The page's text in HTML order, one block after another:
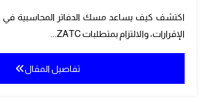
اكتشف كيف يساعد مسك الدفاتر المحاسبية في
الإقرارات، والالتزام بمتطلبات ZATC...
تفاصيل المقال